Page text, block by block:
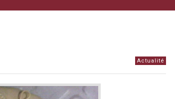
Actualité